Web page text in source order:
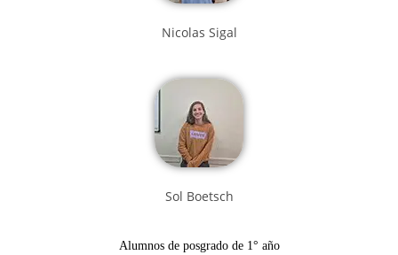
Nicolas Sigal
Sol Boetsch
Alumnos de posgrado de 1° año